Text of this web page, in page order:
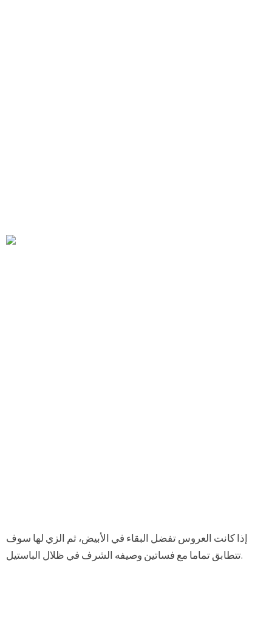
إذا كانت العروس تفضل البقاء في الأبيض، ثم الزي لها سوف
تتطابق تماما مع فساتين وصيفه الشرف في ظلال الباستيل.